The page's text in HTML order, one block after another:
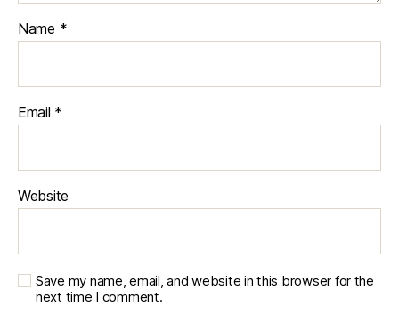
Name *
Email *
Website
Save my name, email, and website in this browser for the
next time I comment.